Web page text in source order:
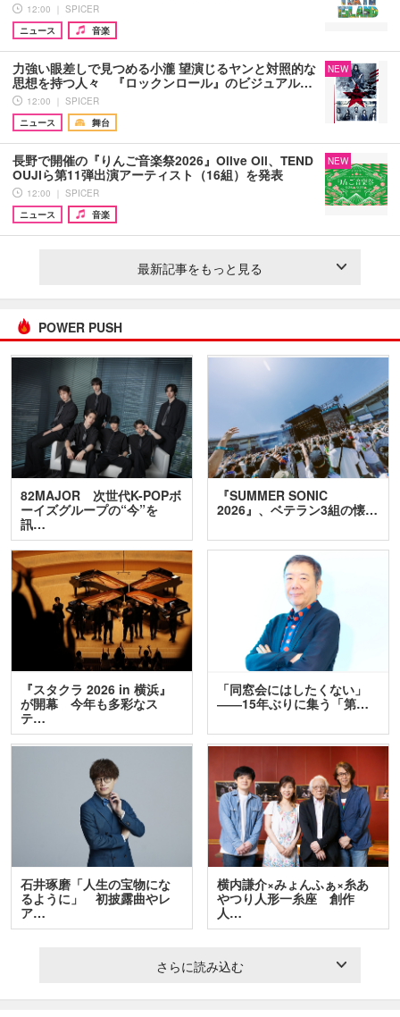
12:00 ｜ SPICER
ニュース
音楽
力強い眼差しで見つめる小瀧 望演じるヤンと対照的な
思想を持つ人々 『ロックンロール』のビジュアル…
12:00 ｜ SPICER
ニュース
舞台
NEW
長野で開催の『りんご音楽祭2026』Olive Oil、TEND
OUJIら第11弾出演アーティスト（16組）を発表
12:00 ｜ SPICER
ニュース
音楽
NEW
最新記事をもっと見る
POWER PUSH
82MAJOR 次世代K-POPボ
ーイズグループの“今”を
訊…
『SUMMER SONIC
2026』、ベテラン3組の懐…
『スタクラ 2026 in 横浜』
が開幕 今年も多彩なス
テ…
「同窓会にはしたくない」
――15年ぶりに集う「第…
石井琢磨「人生の宝物にな
るように」 初披露曲やレ
ア…
横内謙介×みょんふぁ×糸あ
やつり人形一糸座 創作
人…
さらに読み込む